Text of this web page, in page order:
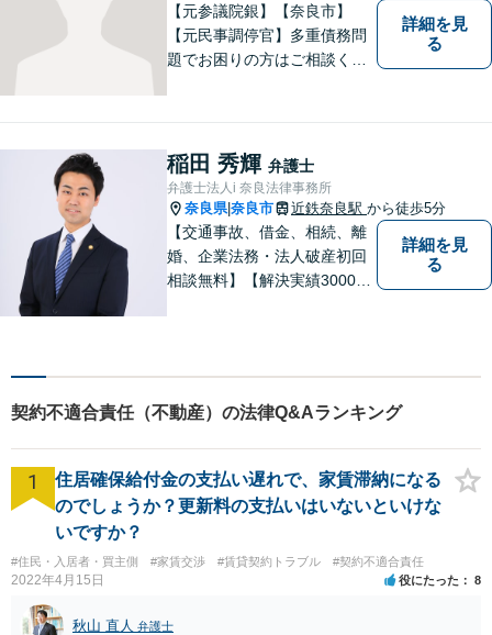
【元参議院銀】【奈良市】
【元民事調停官】多重債務問
題でお困りの方はご相談くだ
たら、一度ご相談ください。
詳細を見
る
稲田 秀輝 弁護士
弁護士法人i 奈良法律事務所
奈良県|奈良市 近鉄奈良駅 から徒歩5分
【交通事故、借金、相続、離
婚、企業法務・法人破産初回
相談無料】【解決実績3000件
務のお悩みは【弁護士法人ｉ
（アイ）奈良法律事務所】に
おまかせください！
詳細を見
る
契約不適合責任（不動産）の法律Q&Aランキング
1
住居確保給付金の支払い遅れで、家賃滞納になる
のでしょうか？更新料の支払いはいないといけな
いですか？
#住民・入居者・買主側 #家賃交渉 #賃貸契約トラブル #契約不適合責任
2022年4月15日 役にたった 8
秋山 直人 弁護士